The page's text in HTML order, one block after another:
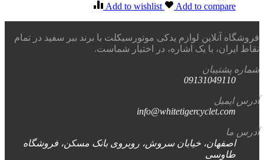
Add to wishlist
Add to compare
فروشگاه آنلاین لوازم یدکی موتورسیکلت با برند ببر سفید در تمام
نقاط ایران، با یک اشاره، در اختیار شماست.
شماره پشتیبان
09131049110
آدرس ایمیل
info@whitetigercyclet.com
آدرس ما
اصفهان، خیابان سروش، روبروی بانک مسکن، فروشگاه
طاوسی